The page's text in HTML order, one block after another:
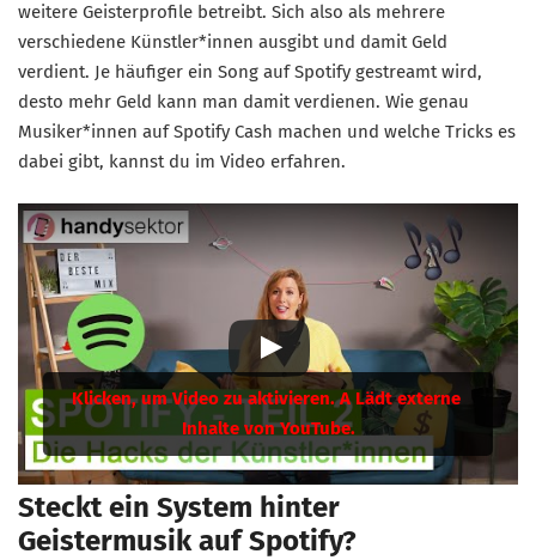
weitere Geisterprofile betreibt. Sich also als mehrere
verschiedene Künstler*innen ausgibt und damit Geld
verdient. Je häufiger ein Song auf Spotify gestreamt wird,
desto mehr Geld kann man damit verdienen. Wie genau
Musiker*innen auf Spotify Cash machen und welche Tricks es
dabei gibt, kannst du im Video erfahren.
Steckt ein System hinter
Geistermusik auf Spotify?